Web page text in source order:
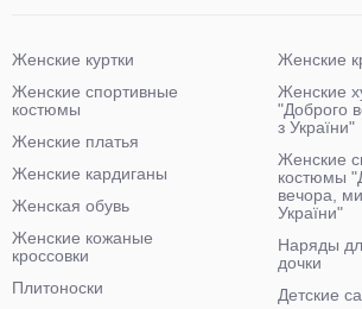
Женские куртки
Женские спортивные
костюмы
Женские платья
Женские кардиганы
Женская обувь
Женские кожаные
кроссовки
Плитоноски
Женские
Женские
"Доброго
з України"
Женские
костюмы
вечора,
України"
Наряды
дочки
Детские